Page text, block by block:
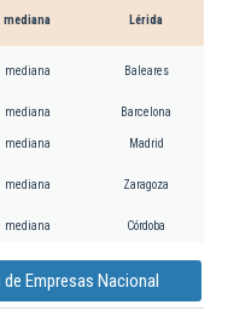
mediana Lérida
mediana Baleares
mediana Barcelona
mediana Madrid
mediana Zaragoza
mediana Córdoba
de Empresas Nacional